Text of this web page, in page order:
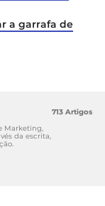
a garrafa de
Marketing,
da escrita,
713 Artigos